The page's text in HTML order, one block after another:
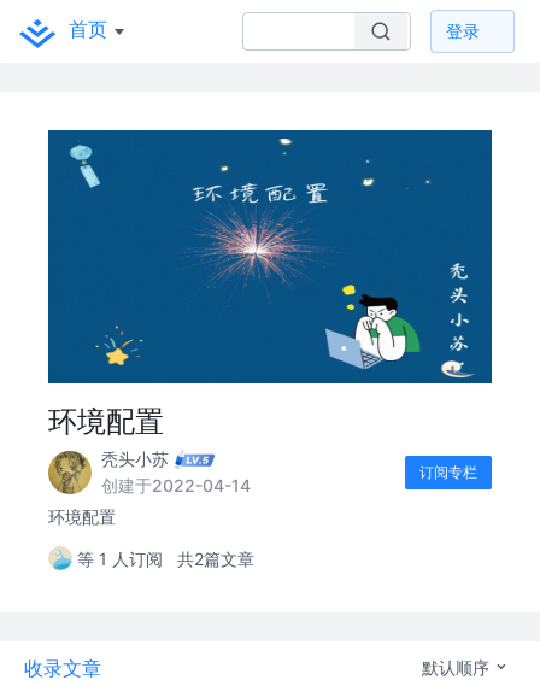
首页 登录
环境配置
秃头小苏
创建于2022-04-14
订阅专栏
环境配置
等 1 人订阅 共2篇文章
收录文章 默认顺序